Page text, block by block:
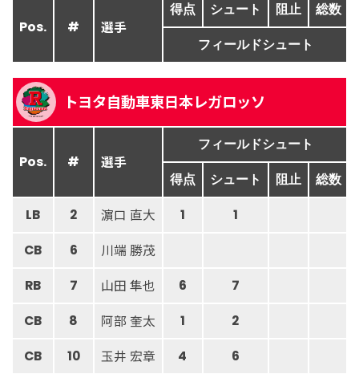
Pos. # 選手
得点 シュート 阻止 総数
フィールドシュート
トヨタ自動車東日本レガロッソ
Pos. # 選手
フィールドシュート
得点 シュート 阻止 総数
LB 2 濵口 直大 1 1
CB 6 川端 勝茂
RB 7 山田 隼也 6 7
CB 8 阿部 奎太 1 2
CB 10 玉井 宏章 4 6